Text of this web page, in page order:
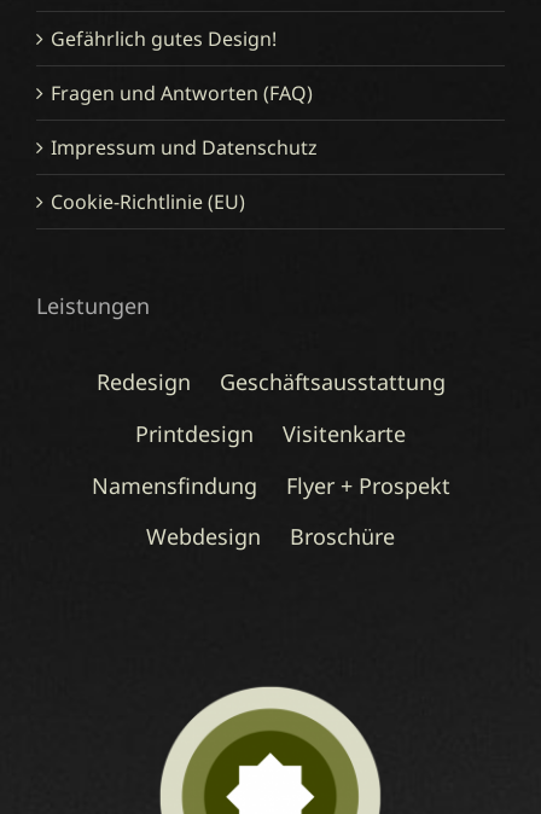
Gefährlich gutes Design!
Fragen und Antworten (FAQ)
Impressum und Datenschutz
Cookie-Richtlinie (EU)
Leistungen
Redesign
Geschäftsausstattung
Printdesign
Visitenkarte
Namensfindung
Flyer + Prospekt
Webdesign
Broschüre